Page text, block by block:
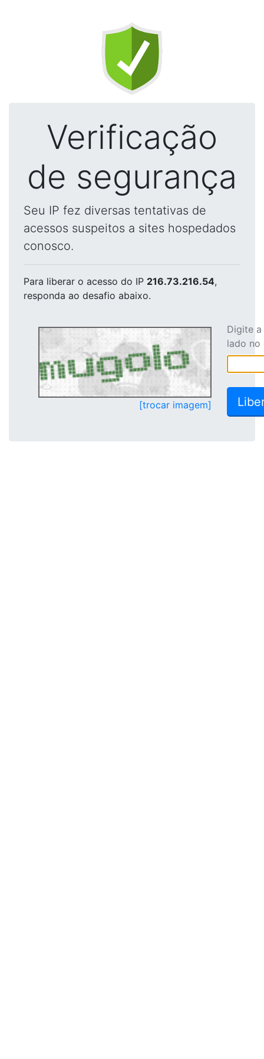
Verificação
de segurança
Seu IP fez diversas tentativas de
acessos suspeitos a sites hospedados
conosco.
Para liberar o acesso do IP 216.73.216.54,
responda ao desafio abaixo.
[trocar imagem]
Digite
lado no